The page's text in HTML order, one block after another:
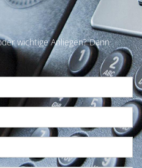
wichtige Anliegen? Dann